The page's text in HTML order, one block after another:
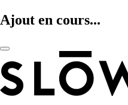
Ajout en cours...